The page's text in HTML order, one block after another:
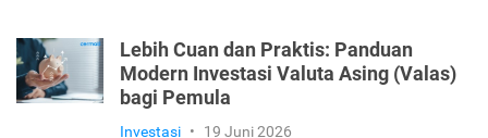
Lebih Cuan dan Praktis: Panduan
Modern Investasi Valuta Asing (Valas)
bagi Pemula
Investasi • 19 Juni 2026